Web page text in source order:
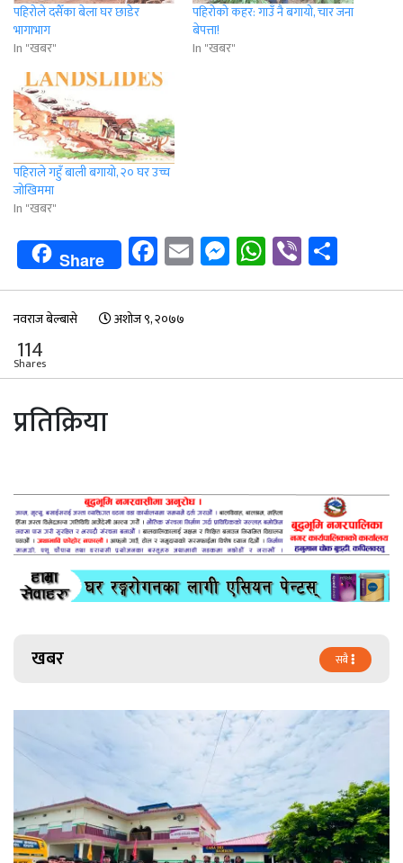
पहिरोले दसैँका बेला घर छाडेर
भागाभाग
In "खबर"
पहिरोको कहर: गाउँ नै बगायो, चार जना
बेपत्ता!
In "खबर"
पहिराले गहुँ बाली बगायो, २० घर उच्च
जोखिममा
In "खबर"
Share Facebook
EmailMessenger
WhatsApp
Viber
नवराज बेल्बासे अशोज ९, २०७७
114
Shares
प्रतिक्रिया
खबर सबै